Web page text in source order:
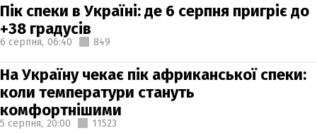
Пік спеки в Україні: де 6 серпня пригріє до
+38 градусів
6 серпня, 06:40 849
На Україну чекає пік африканської спеки:
коли температури стануть
комфортнішими
5 серпня, 20:00 11523